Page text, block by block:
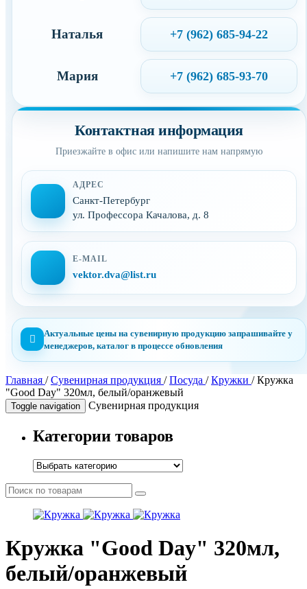
Контактная информация
Приезжайте в офис или напишите нам напрямую
АДРЕС
Санкт-Петербург
ул. Профессора Качалова, д. 8
E-MAIL
vektor.dva@list.ru
Наталья +7 (962) 685-94-22
Мария +7 (962) 685-93-70
Актуальные цены на сувенирную продукцию запрашивайте у
менеджеров, каталог в процессе обновления
Главная /Сувенирная продукция / Посуда / Кружки /Кружка
"Good Day" 320мл, белый/оранжевый
Toggle navigation Сувенирная продукция
Категории товаров
Кружка "Good Day" 320мл,
белый/оранжевый